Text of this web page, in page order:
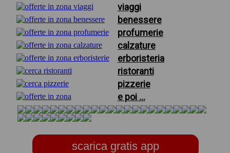
viaggi
benessere
profumerie
calzature
erboristeria
ristoranti
pizzerie
e poi ...
scarica gratis app